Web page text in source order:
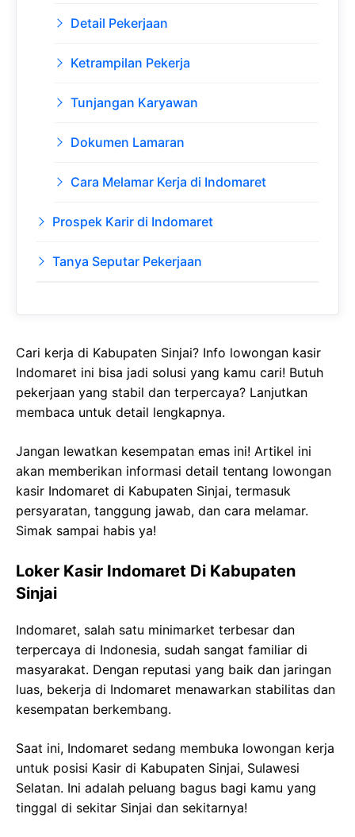
Detail Pekerjaan
Ketrampilan Pekerja
Tunjangan Karyawan
Dokumen Lamaran
Cara Melamar Kerja di Indomaret
Prospek Karir di Indomaret
Tanya Seputar Pekerjaan
Cari kerja di Kabupaten Sinjai? Info lowongan kasir
Indomaret ini bisa jadi solusi yang kamu cari! Butuh
pekerjaan yang stabil dan terpercaya? Lanjutkan
membaca untuk detail lengkapnya.
Jangan lewatkan kesempatan emas ini! Artikel ini
akan memberikan informasi detail tentang lowongan
kasir Indomaret di Kabupaten Sinjai, termasuk
persyaratan, tanggung jawab, dan cara melamar.
Simak sampai habis ya!
Loker Kasir Indomaret Di Kabupaten
Sinjai
Indomaret, salah satu minimarket terbesar dan
terpercaya di Indonesia, sudah sangat familiar di
masyarakat. Dengan reputasi yang baik dan jaringan
luas, bekerja di Indomaret menawarkan stabilitas dan
kesempatan berkembang.
Saat ini, Indomaret sedang membuka lowongan kerja
untuk posisi Kasir di Kabupaten Sinjai, Sulawesi
Selatan. Ini adalah peluang bagus bagi kamu yang
tinggal di sekitar Sinjai dan sekitarnya!